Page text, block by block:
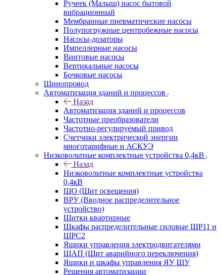
Ручеек (Малыш) насос бытовой
вибрационный
Мембранные пневматические насосы
Полупогружные центробежные насосы
Насосы-дозаторы
Импеллерные насосы
Винтовые насосы
Вертикальные насосы
Бочковые насосы
Шинопровод
Автоматизация зданий и процессов
Назад
Автоматизация зданий и процессов
Частотные преобразователи
Частотно-регулируемый привод
Счетчики электрической энергии
многотарифные и АСКУЭ
Низковольтные комплектные устройства 0,4кВ
Назад
Низковольтные комплектные устройства
0,4кВ
ЩО (Щит освещения)
ВРУ (Вводное распределительное
устройство)
Щитки квартирные
Шкафы распределительные силовые ШР11 и
ШРС2
Ящики управления электродвигателями
ЩАП (Щит аварийного переключения)
Ящики и шкафы управления ЯУ ШУ
Решения автоматизации